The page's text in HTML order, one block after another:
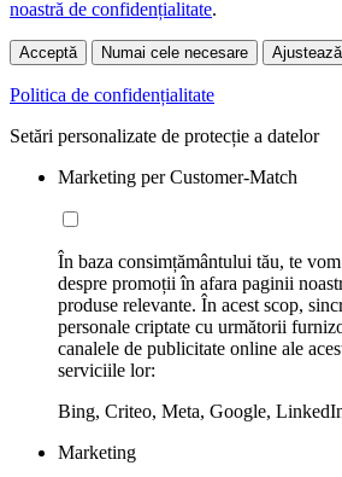
noastră de confidențialitate.
Acceptă Numai cele necesare
Politica de confidențialitate
Setări personalizate de protecție a datelor
Marketing per Customer-Match
În baza consimțământului tău, te
despre promoții în afara paginii
produse relevante. În acest scop,
personale criptate cu următorii
canalele de publicitate online ale
serviciile lor:
Bing, Criteo, Meta, Google,
Marketing